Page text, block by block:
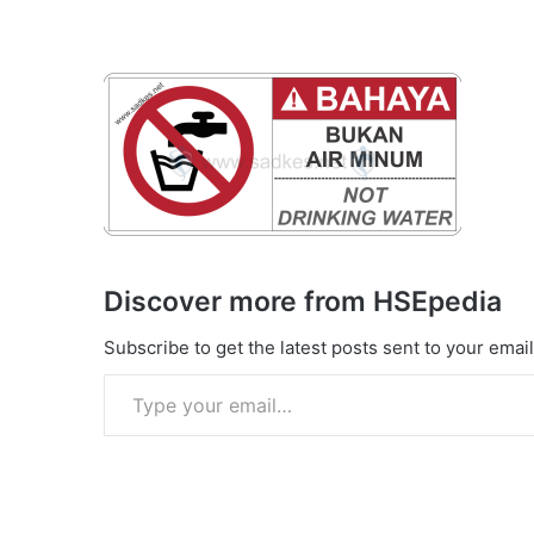
Discover more from HSEpedia
Subscribe to get the latest posts sent to your
Type your email…